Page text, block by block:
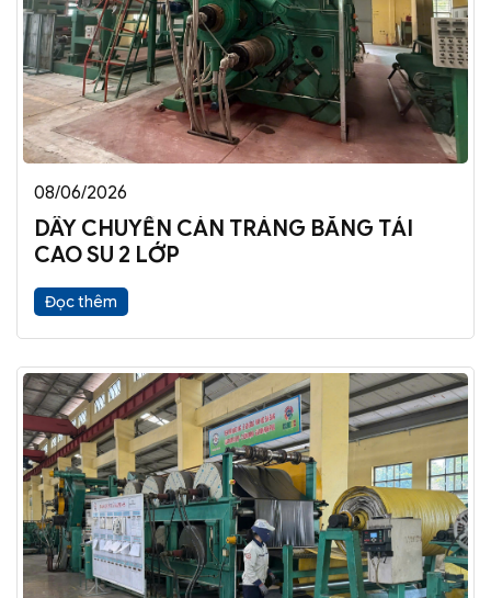
08/06/2026
DÂY CHUYỀN CÁN TRÁNG BĂNG TẢI
CAO SU 2 LỚP
Đọc thêm